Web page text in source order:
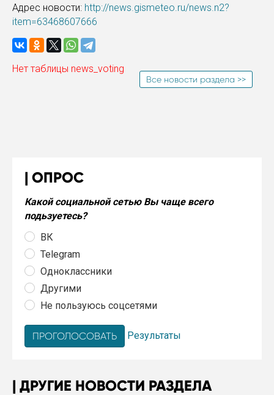
Адрес новости: http://news.gismeteo.ru/news.n2?
item=63468607666
Нет таблицы news_voting
Все новости раздела >>
ОПРОС
Какой социальной сетью Вы чаще всего
подьзуетесь?
ВК
Telegram
Одноклассники
Другими
Не пользуюсь соцсетями
Результаты
ДРУГИЕ НОВОСТИ РАЗДЕЛА